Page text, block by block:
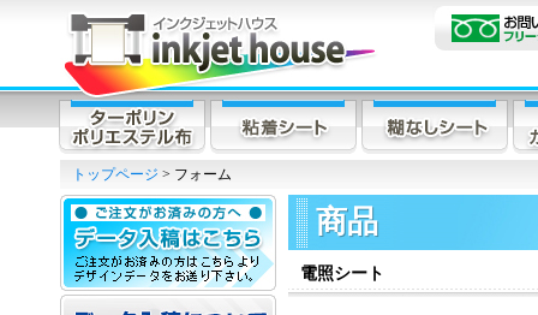
トップページ > フォーム
商品
電照シート